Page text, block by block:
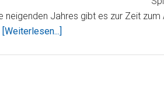
neigenden Jahres gibt es zur Zeit
[Weiterlesen...]